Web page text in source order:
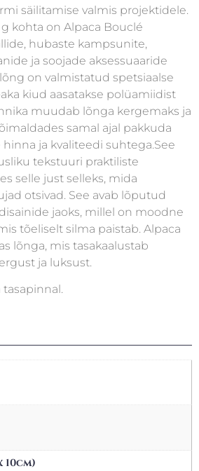
säilitamise valmis projektidele.
kohta on Alpaca Bouclé
hubaste kampsunite,
ja soojade aksessuaaride
on valmistatud spetsiaalse
kiud aasatakse polüamiidist
muudab lõnga kergemaks ja
samal ajal pakkuda
ja kvaliteedi suhtega.See
tekstuuri praktiliste
selle just selleks, mida
otsivad. See avab lõputud
jaoks, millel on moodne
tõeliselt silma paistab. Alpaca
lõnga, mis tasakaalustab
ja luksust.
tasapinnal.
10cm)